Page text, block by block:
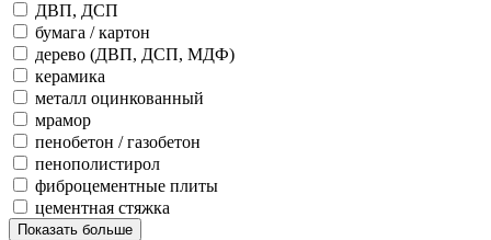
ДВП, ДСП
бумага / картон
дерево (ДВП, ДСП, МДФ)
керамика
металл оцинкованный
мрамор
пенобетон / газобетон
пенополистирол
фиброцементные плиты
цементная стяжка
Показать больше